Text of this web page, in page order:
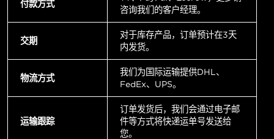
付款方式
咨询我们的客户经理。
交期
对于库存产品，订单预计在3天
内发货。
物流方式
我们为国际运输提供DHL、
FedEx、UPS。
运输跟踪
订单发货后，我们会通过电子邮
件等方式将快递运单号发送给
您。